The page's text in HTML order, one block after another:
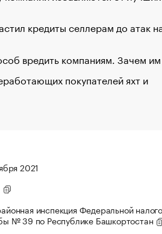
кредиты селлерам до атак
вредить компаниям. Зачем
покупателей яхт и
2021
инспекция Федеральной
№ 39 по Республике Башкортостан